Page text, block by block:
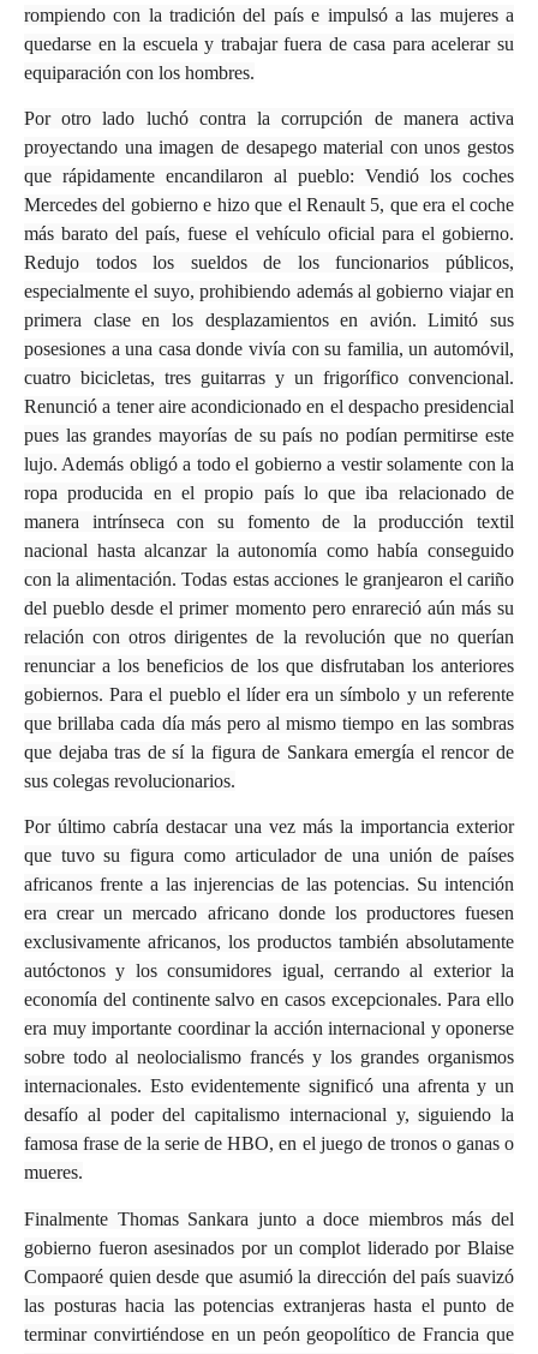
rompiendo con la tradición del país e impulsó a las mujeres a
quedarse en la escuela y trabajar fuera de casa para acelerar su
equiparación con los hombres.
Por otro lado luchó contra la corrupción de manera activa
proyectando una imagen de desapego material con unos gestos
que rápidamente encandilaron al pueblo: Vendió los coches
Mercedes del gobierno e hizo que el Renault 5, que era el coche
más barato del país, fuese el vehículo oficial para el gobierno.
Redujo todos los sueldos de los funcionarios públicos,
especialmente el suyo, prohibiendo además al gobierno viajar en
primera clase en los desplazamientos en avión. Limitó sus
posesiones a una casa donde vivía con su familia, un automóvil,
cuatro bicicletas, tres guitarras y un frigorífico convencional.
Renunció a tener aire acondicionado en el despacho presidencial
pues las grandes mayorías de su país no podían permitirse este
lujo. Además obligó a todo el gobierno a vestir solamente con la
ropa producida en el propio país lo que iba relacionado de
manera intrínseca con su fomento de la producción textil
nacional hasta alcanzar la autonomía como había conseguido
con la alimentación. Todas estas acciones le granjearon el cariño
del pueblo desde el primer momento pero enrareció aún más su
relación con otros dirigentes de la revolución que no querían
renunciar a los beneficios de los que disfrutaban los anteriores
gobiernos. Para el pueblo el líder era un símbolo y un referente
que brillaba cada día más pero al mismo tiempo en las sombras
que dejaba tras de sí la figura de Sankara emergía el rencor de
sus colegas revolucionarios.
Por último cabría destacar una vez más la importancia exterior
que tuvo su figura como articulador de una unión de países
africanos frente a las injerencias de las potencias. Su intención
era crear un mercado africano donde los productores fuesen
exclusivamente africanos, los productos también absolutamente
autóctonos y los consumidores igual, cerrando al exterior la
economía del continente salvo en casos excepcionales. Para ello
era muy importante coordinar la acción internacional y oponerse
sobre todo al neolocialismo francés y los grandes organismos
internacionales. Esto evidentemente significó una afrenta y un
desafío al poder del capitalismo internacional y, siguiendo la
famosa frase de la serie de HBO, en el juego de tronos o ganas o
mueres.
Finalmente Thomas Sankara junto a doce miembros más del
gobierno fueron asesinados por un complot liderado por Blaise
Compaoré quien desde que asumió la dirección del país suavizó
las posturas hacia las potencias extranjeras hasta el punto de
terminar convirtiéndose en un peón geopolítico de Francia que